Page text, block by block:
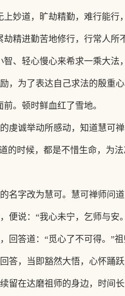
上妙道，旷劫精勤，难行能
精进勤苦地修行，行常人所
、轻心慢心来希求一乘大法
，为了表达自己求法的殷重
。顿时鲜血红了雪地。
虔诚举动所感动，知道慧可禅
的时候，都是不惜生命，为
名字改为慧可。慧可禅师问道
便说： “我心未宁，乞师与安
回答道： “觅心了不可得。”
答，当即豁然大悟，心怀踊
留在达磨祖师的身边，时间